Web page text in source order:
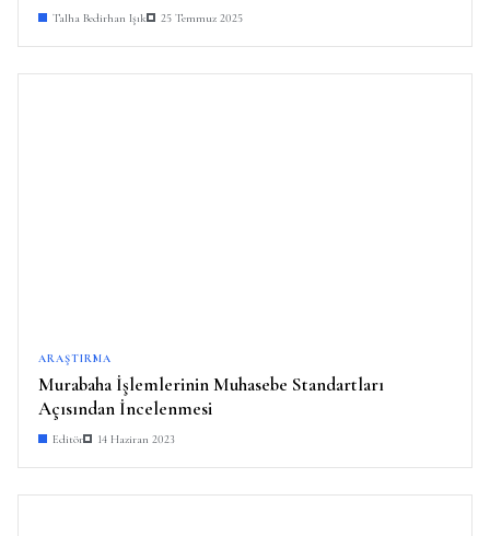
Talha Bedirhan Işık 25 Temmuz 2025
ARAŞTIRMA
Murabaha İşlemlerinin Muhasebe Standartları
Açısından İncelenmesi
Editör 14 Haziran 2023